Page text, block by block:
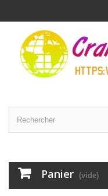
Panier (vide)